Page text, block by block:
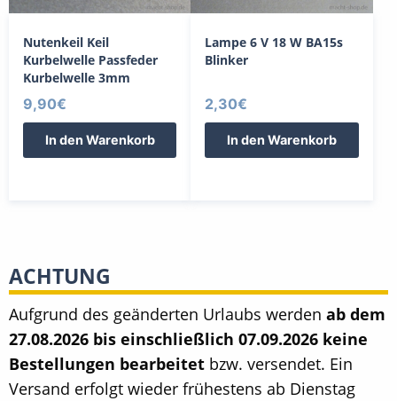
Nutenkeil Keil
Kurbelwelle Passfeder
Kurbelwelle 3mm
9,90€
In den Warenkorb
Lampe 6 V 18 W BA15s
Blinker
2,30€
In den Warenkorb
ACHTUNG
Aufgrund des geänderten Urlaubs werden ab dem
27.08.2026 bis einschließlich 07.09.2026 keine
Bestellungen bearbeitet bzw. versendet. Ein
Versand erfolgt wieder frühestens ab Dienstag